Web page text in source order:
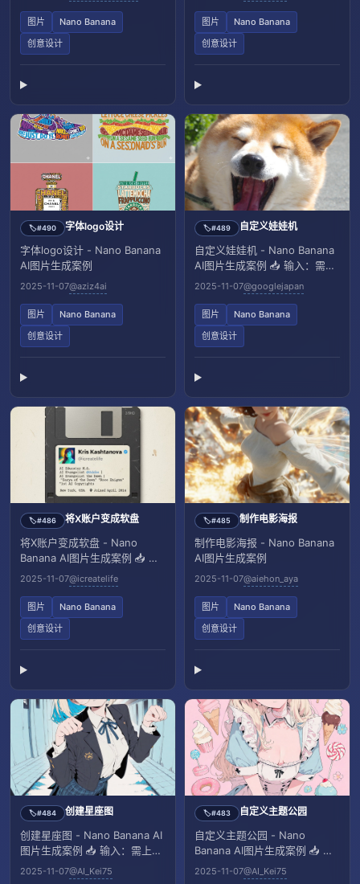
图片
Nano Banana
创意设计
图片
Nano Banana
创意设计
🏷️#490 字体logo设计
字体logo设计 - Nano Banana
AI图片生成案例
2025-11-07@aziz4ai
图片
Nano Banana
创意设计
🏷️#489 自定义娃娃机
自定义娃娃机 - Nano Banana
AI图片生成案例 📥 输入：需上
传一张参考图像
2025-11-07@googlejapan
图片
Nano Banana
创意设计
🏷️#486 将X账户变成软盘
将X账户变成软盘 - Nano
Banana AI图片生成案例 📥 输
入：需上传一张X账户参考图像
2025-11-07@icreatelife
图片
Nano Banana
创意设计
🏷️#485 制作电影海报
制作电影海报 - Nano Banana
AI图片生成案例
2025-11-07@aiehon_aya
图片
Nano Banana
创意设计
🏷️#484 创建星座图
创建星座图 - Nano Banana AI
图片生成案例 📥 输入：需上传
一张参考图像
2025-11-07@AI_Kei75
🏷️#483 自定义主题公园
自定义主题公园 - Nano
Banana AI图片生成案例 📥 输
入：需上传一张参考图像
2025-11-07@AI_Kei75